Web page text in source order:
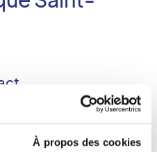
À propos des cookies